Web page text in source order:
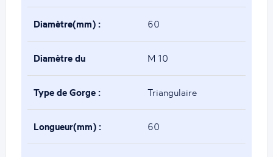
Diamètre(mm) : 60
Diamètre du
boulon(mm) :
M 10
Type de Gorge : Triangulaire
Longueur(mm) : 60